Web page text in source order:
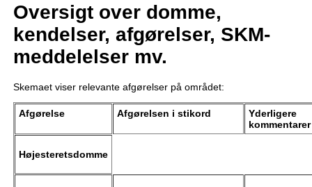
Oversigt over domme,
kendelser, afgørelser, SKM-
meddelelser mv.
Skemaet viser relevante afgørelser på området:
Afgørelse Afgørelsen i stikord
Yderligere
kommentarer
Højesteretsdomme